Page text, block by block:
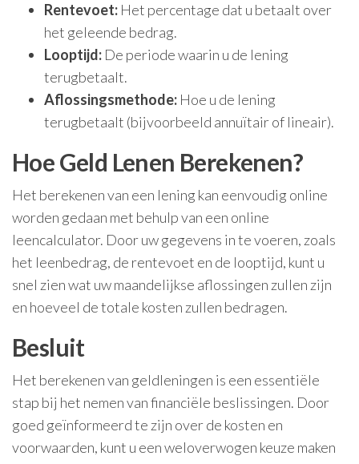
Rentevoet: Het percentage dat u betaalt over
het geleende bedrag.
Looptijd: De periode waarin u de lening
terugbetaalt.
Aflossingsmethode: Hoe u de lening
terugbetaalt (bijvoorbeeld annuïtair of lineair).
Hoe Geld Lenen Berekenen?
Het berekenen van een lening kan eenvoudig online
worden gedaan met behulp van een online
leencalculator. Door uw gegevens in te voeren, zoals
het leenbedrag, de rentevoet en de looptijd, kunt u
snel zien wat uw maandelijkse aflossingen zullen zijn
en hoeveel de totale kosten zullen bedragen.
Besluit
Het berekenen van geldleningen is een essentiële
stap bij het nemen van financiële beslissingen. Door
goed geïnformeerd te zijn over de kosten en
voorwaarden, kunt u een weloverwogen keuze maken